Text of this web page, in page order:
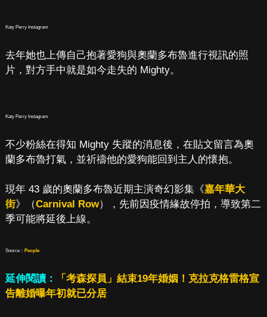
Katy Perry Instagram
去年她也上傳自己抱著愛狗與奧蘭多布魯進行視訊的照
片，對方手中就是如今走失的 Mighty。
Katy Perry Instagram
不少粉絲在得知 Mighty 失蹤的消息後，在貼文留言為奧
蘭多布魯打氣，並祈禱他的愛狗能回到主人的懷抱。
現年 43 歲的奧蘭多布魯近期主演奇幻影集《嘉年華大
街》（Carnival Row），先前因疫情緣故停拍，導致第二
季可能將延後上線。
Source： People
延伸閱讀：
「考森探員」結束19年婚姻！克拉克格雷格宣
告離婚曝年初就已分居